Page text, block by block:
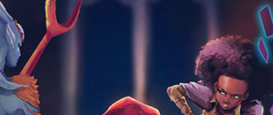
Skip
to
content